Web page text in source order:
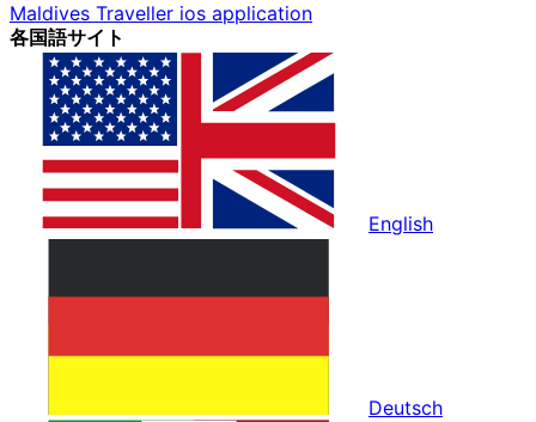
Maldives Traveller ios application
各国語サイト
English
Deutsch